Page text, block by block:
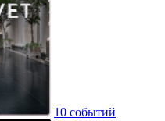
10 событий